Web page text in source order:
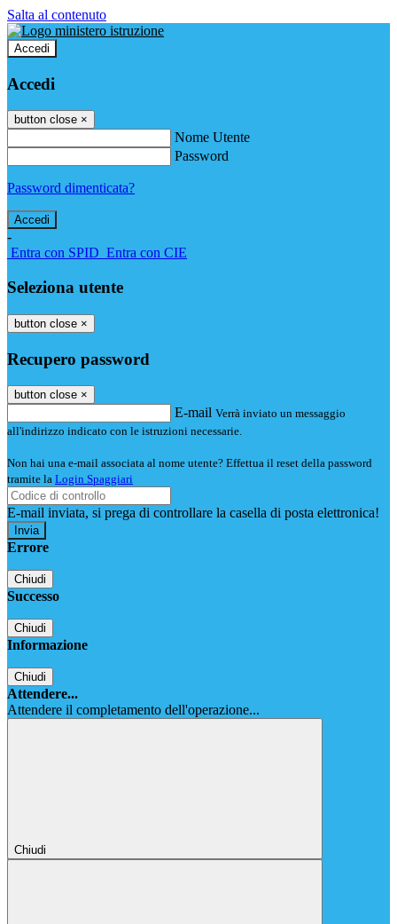
Salta al contenuto
Accedi
Accedi
button close ×
Nome Utente
Password
Password dimenticata?
-
Entra con SPID Entra con CIE
Seleziona utente
button close ×
Recupero password
button close ×
E-mail Verrà inviato un messaggio
all'indirizzo indicato con le istruzioni necessarie.
Non hai una e-mail associata al nome utente? Effettua il reset della password
tramite la Login Spaggiari
E-mail inviata, si prega di controllare la casella di posta elettronica!
Errore
Chiudi
Successo
Chiudi
Informazione
Chiudi
Attendere...
Attendere il completamento dell'operazione...
Chiudi